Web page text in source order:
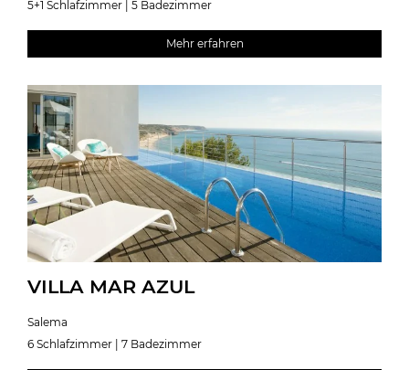
5+1 Schlafzimmer | 5 Badezimmer
Mehr erfahren
VILLA MAR AZUL
Salema
6 Schlafzimmer | 7 Badezimmer